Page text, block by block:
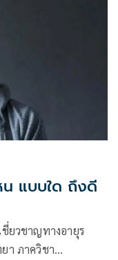
น แบบใด ถึงดี
ยวชาญทางอายุร
า ภาควิชา